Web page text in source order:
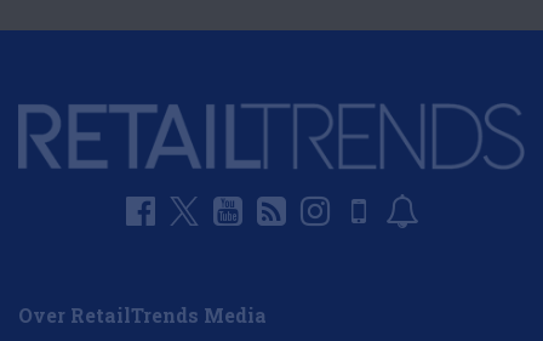
Over RetailTrends Media